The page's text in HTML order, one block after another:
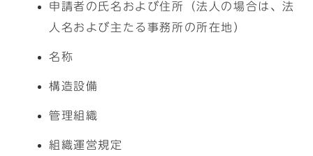
申請者の氏名および住所（法人の場合は、法
人名および主たる事務所の所在地）
名称
構造設備
管理組織
組織運営規定